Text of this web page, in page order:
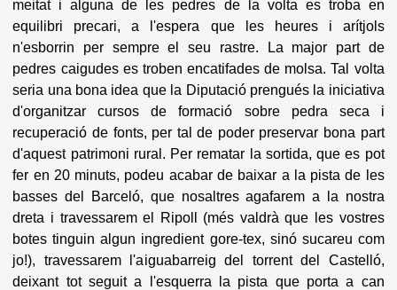
meitat i alguna de les pedres de la volta es troba en
equilibri precari, a l'espera que les heures i arítjols
n'esborrin per sempre el seu rastre. La major part de
pedres caigudes es troben encatifades de molsa. Tal volta
seria una bona idea que la Diputació prengués la iniciativa
d'organitzar cursos de formació sobre pedra seca i
recuperació de fonts, per tal de poder preservar bona part
d'aquest patrimoni rural. Per rematar la sortida, que es pot
fer en 20 minuts, podeu acabar de baixar a la pista de les
basses del Barceló, que nosaltres agafarem a la nostra
dreta i travessarem el Ripoll (més valdrà que les vostres
botes tinguin algun ingredient gore-tex, sinó sucareu com
jo!), travessarem l'aiguabarreig del torrent del Castelló,
deixant tot seguit a l'esquerra la pista que porta a can